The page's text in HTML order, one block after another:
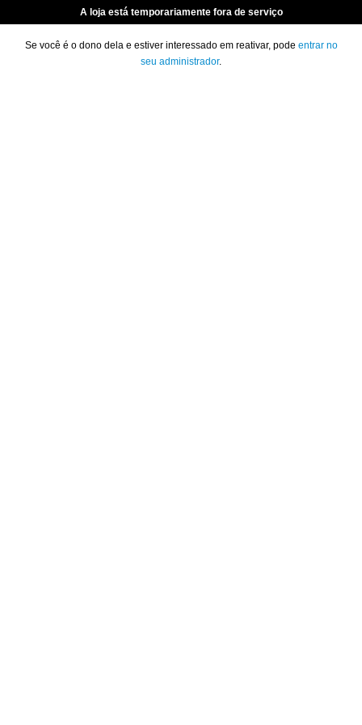
A loja está temporariamente fora de serviço
Se você é o dono dela e estiver interessado em reativar, pode entrar no
seu administrador.